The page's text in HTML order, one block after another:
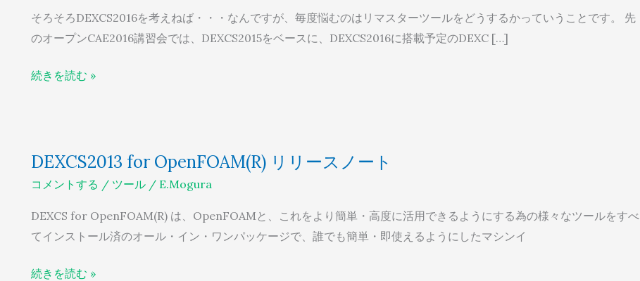
そろそろDEXCS2016を考えねば・・・なんですが、毎度悩むのはリマスターツールをどうするかっていうことです。 先
のオープンCAE2016講習会では、DEXCS2015をベースに、DEXCS2016に搭載予定のDEXC […]
ー
ツ
ー
こ
れ
続きを読む »
DEXCS2013 for OpenFOAM(R) リリースノート
コメントする / ツール / E.Mogura
DEXCS for OpenFOAM(R) は、OpenFOAMと、これをより簡単・高度に活用できるようにする為の様々なツールをすべ
てインストール済のオール・イン・ワンパッケージで、誰でも簡単・即使えるようにしたマシンイ
for
OpenFOAM(R)
リ
ー
ス
続きを読む »